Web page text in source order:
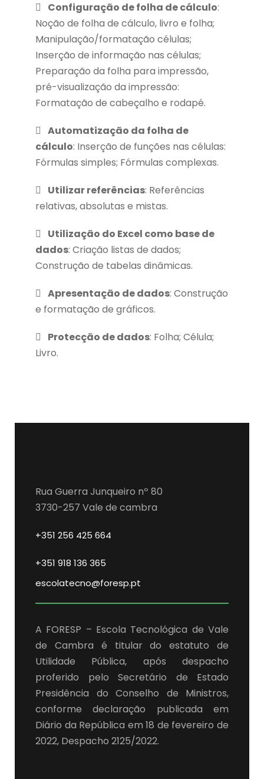
Configuração de folha de cálculo:
Noção de folha de cálculo, livro e folha;
Manipulação/formatação células;
Inserção de informação nas células;
Preparação da folha para impressão,
pré-visualização da impressão:
Formatação de cabeçalho e rodapé.
Automatização da folha de
cálculo: Inserção de funções nas células:
Fórmulas simples; Fórmulas complexas.
Utilizar referências: Referências
relativas, absolutas e mistas.
Utilização do Excel como base de
dados: Criação listas de dados;
Construção de tabelas dinâmicas.
Apresentação de dados: Construção
e formatação de gráficos.
Protecção de dados: Folha; Célula;
Livro.
Rua Guerra Junqueiro nº 80
3730-257 Vale de cambra
+351 256 425 664
+351 918 136 365
escolatecno@foresp.pt
A FORESP – Escola Tecnológica de Vale
de Cambra é titular do estatuto de
Utilidade Pública, após despacho
proferido pelo Secretário de Estado
Presidência do Conselho de Ministros,
conforme declaração publicada em
Diário da República em 18 de fevereiro de
2022, Despacho 2125/2022.